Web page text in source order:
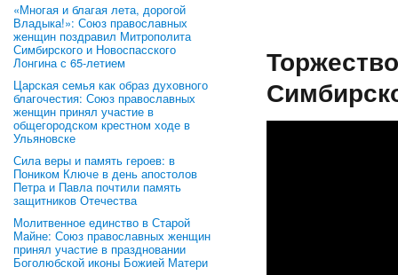
«Многая и благая лета, дорогой
Владыка!»: Союз православных
женщин поздравил Митрополита
Симбирского и Новоспасского
Лонгина с 65-летием
Царская семья как образ духовного
благочестия: Союз православных
женщин принял участие в
общегородском крестном ходе в
Ульяновске
Сила веры и память героев: в
Поником Ключе в день апостолов
Петра и Павла почтили память
защитников Отечества
Молитвенное единство в Старой
Майне: Союз православных женщин
принял участие в праздновании
Боголюбской иконы Божией Матери